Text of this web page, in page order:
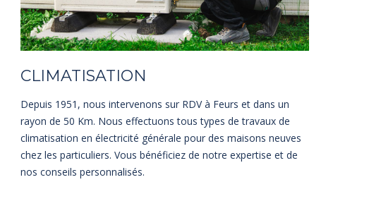
CLIMATISATION
Depuis 1951, nous intervenons sur RDV à Feurs et dans un
rayon de 50 Km. Nous effectuons tous types de travaux de
climatisation en électricité générale pour des maisons neuves
chez les particuliers. Vous bénéficiez de notre expertise et de
nos conseils personnalisés.